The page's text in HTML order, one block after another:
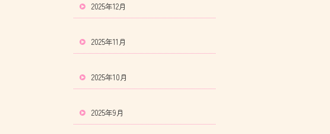
2025年12月
2025年11月
2025年10月
2025年9月